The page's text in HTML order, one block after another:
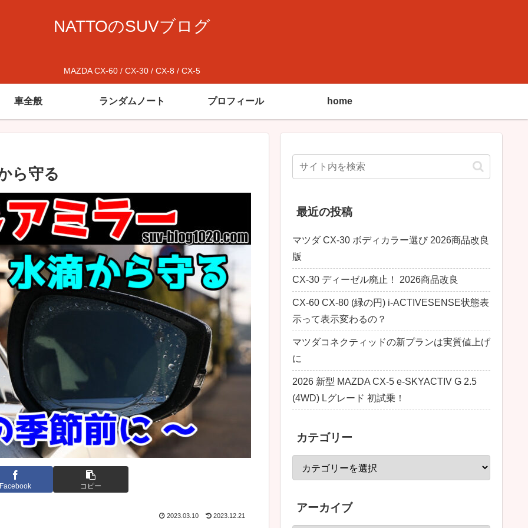
NATTOのSUVブログ
MAZDA CX-60 / CX-30 / CX-8 / CX-5
車全般 ランダムノート プロフィール home
ら守る
Facebook コピー
2023.03.10 2023.12.21
最近の投稿
マツダ CX-30 ボディカラー選び 2026商品改良
版
CX-30 ディーゼル廃止！ 2026商品改良
CX-60 CX-80 (緑の円) i-ACTIVESENSE状態表
示って表示変わるの？
マツダコネクティッドの新プランは実質値上げ
に
2026 新型 MAZDA CX-5 e-SKYACTIV G 2.5
(4WD) Lグレード 初試乗！
カテゴリー
アーカイブ